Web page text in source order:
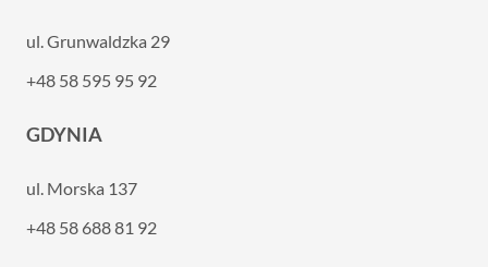
ul. Grunwaldzka 29
+48 58 595 95 92
GDYNIA
ul. Morska 137
+48 58 688 81 92